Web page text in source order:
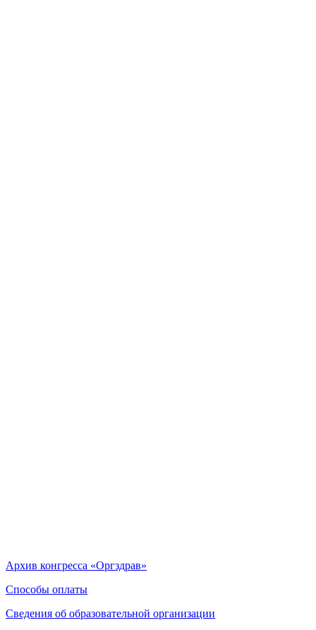
Архив конгресса «Оргздрав»
Способы оплаты
Сведения об образовательной организации